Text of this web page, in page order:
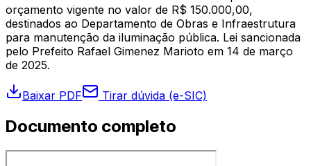
orçamento vigente no valor de R$ 150.000,00,
destinados ao Departamento de Obras e Infraestrutura
para manutenção da iluminação pública. Lei sancionada
pelo Prefeito Rafael Gimenez Marioto em 14 de março
de 2025.
Baixar PDF Tirar dúvida (e-SIC)
Documento completo